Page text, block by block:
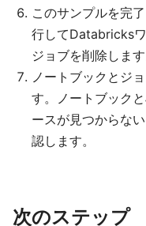
このサンプルを完了
行してDatabricks
ジョブを削除します
ノートブックとジ
す。ノートブックと
ースが見つからな
認します。
次のステップ